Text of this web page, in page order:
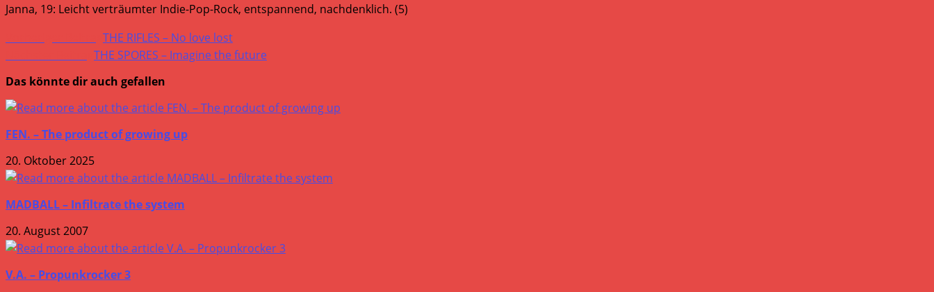
Janna, 19: Leicht verträumter Indie-Pop-Rock, entspannend, nachdenklich. (5)
Weitere
Artikel
ansehen
THE RIFLES – No love lost
THE SPORES – Imagine the future
Das könnte dir auch gefallen
FEN. – The product of growing up
20. Oktober 2025
MADBALL – Infiltrate the system
20. August 2007
V.A. – Propunkrocker 3